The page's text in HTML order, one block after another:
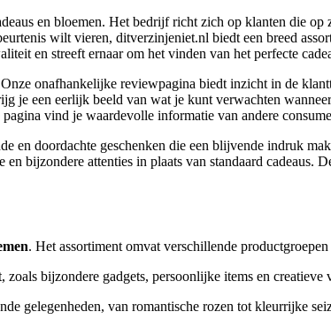
en bloemen. Het bedrijf richt zich op klanten die
wilt vieren, ditverzinjeniet.nl biedt een breed
en streeft ernaar om het vinden van het perfecte
onafhankelijke reviewpagina biedt inzicht in de
je een eerlijk beeld van wat je kunt verwachten
vind je waardevolle informatie van andere
en doordachte geschenken die een blijvende indruk
bijzondere attenties in plaats van standaard
. Het assortiment omvat verschillende
bijzondere gadgets, persoonlijke items en creatieve
gelegenheden, van romantische rozen tot kleurrijke